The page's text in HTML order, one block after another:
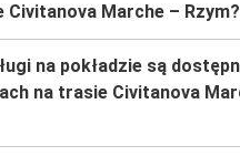
Civitanova Marche – Rzym?
na pokładzie są
na trasie Civitanova